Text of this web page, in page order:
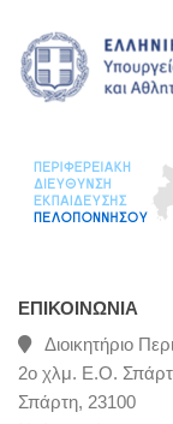
ΕΠΙΚΟΙΝΩΝΊΑ
Διοικητήριο
2ο χλμ. Ε.Ο.
Σπάρτη, 23100